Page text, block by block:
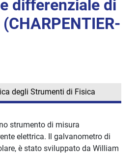
differenziale di
degli Strumenti di Fisica
strumento di misura
elettrica. Il galvanometro di
è stato sviluppato da William